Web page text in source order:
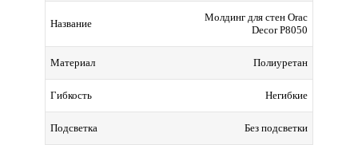
Название
Молдинг для стен Orac
Decor P8050
Материал Полиуретан
Гибкость Негибкие
Подсветка Без подсветки